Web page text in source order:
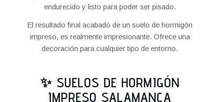
endurecido y listo para poder ser pisado.
El resultado final acabado de un suelo de hormigón
impreso, es realmente impresionante. Ofrece una
decoración para cualquier tipo de entorno.
✨ SUELOS DE HORMIGÓN
IMPRESO SALAMANCA